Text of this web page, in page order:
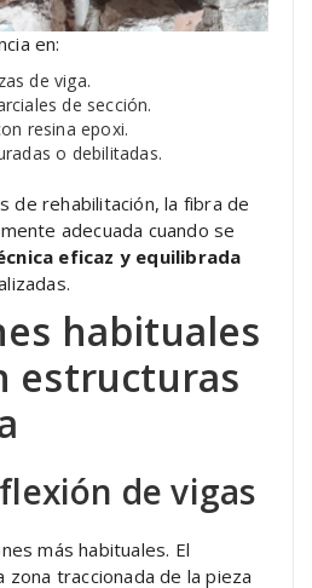
en:
de viga.
de sección.
resina epoxi.
o debilitadas.
de rehabilitación, la fibra de
adecuada cuando se
eficaz y equilibrada
habituales
estructuras
de vigas
más habituales. El
traccionada de la pieza